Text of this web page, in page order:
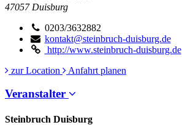
47057 Duisburg
0203/3632882
kontakt@steinbruch-duisburg.de
http://www.steinbruch-duisburg.de
zur Location
Anfahrt planen
Veranstalter
Steinbruch Duisburg